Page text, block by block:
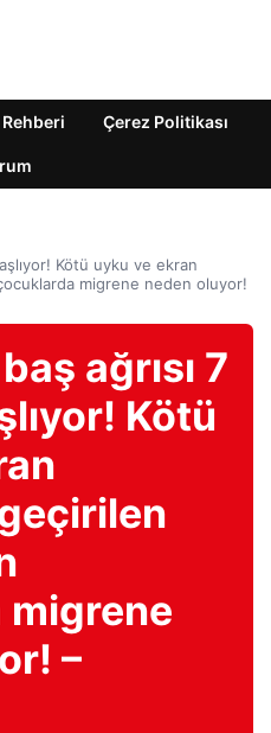
Çerez Politikası
Kötü uyku ve ekran
migrene neden oluyor!
ağrısı 7
Kötü
–